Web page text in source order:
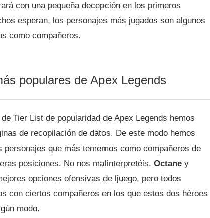
con una pequeña decepción en los primeros
esperan, los personajes más jugados son algunos
como compañeros.
populares de Apex Legends
Tier List de popularidad de Apex Legends hemos
de recopilación de datos. De este modo hemos
personajes que más tememos como compañeros de
posiciones. No nos malinterpretéis, Octane y
opciones ofensivas de ljuego, pero todos
con ciertos compañeros en los que estos dos héroes
modo.